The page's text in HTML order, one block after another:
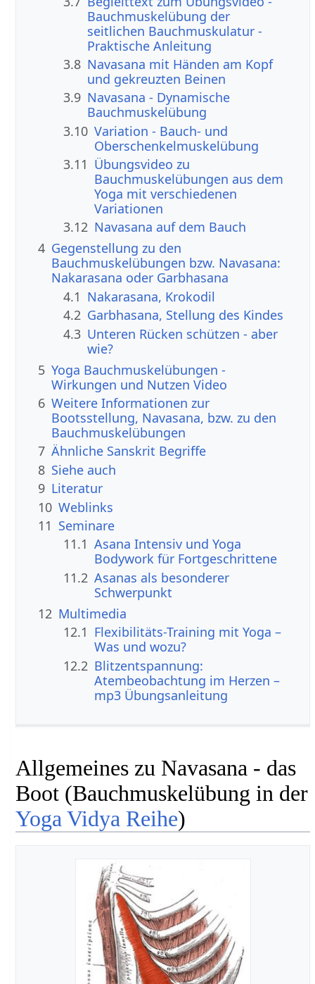
Bauchmuskelübung der
seitlichen Bauchmuskulatur -
Praktische Anleitung
3.8 Navasana mit Händen am Kopf
und gekreuzten Beinen
3.9 Navasana - Dynamische
Bauchmuskelübung
3.10 Variation - Bauch- und
Oberschenkelmuskelübung
3.11 Übungsvideo zu
Bauchmuskelübungen aus dem
Yoga mit verschiedenen
Variationen
3.12 Navasana auf dem Bauch
4 Gegenstellung zu den
Bauchmuskelübungen bzw. Navasana:
Nakarasana oder Garbhasana
4.1 Nakarasana, Krokodil
4.2 Garbhasana, Stellung des Kindes
4.3 Unteren Rücken schützen - aber
wie?
5 Yoga Bauchmuskelübungen -
Wirkungen und Nutzen Video
6 Weitere Informationen zur
Bootsstellung, Navasana, bzw. zu den
Bauchmuskelübungen
7 Ähnliche Sanskrit Begriffe
8 Siehe auch
9 Literatur
10 Weblinks
11 Seminare
11.1 Asana Intensiv und Yoga
Bodywork für Fortgeschrittene
11.2 Asanas als besonderer
Schwerpunkt
12 Multimedia
12.1 Flexibilitäts-Training mit Yoga –
Was und wozu?
12.2 Blitzentspannung:
Atembeobachtung im Herzen –
mp3 Übungsanleitung
Allgemeines zu Navasana - das
Boot (Bauchmuskelübung in der
Yoga Vidya Reihe)